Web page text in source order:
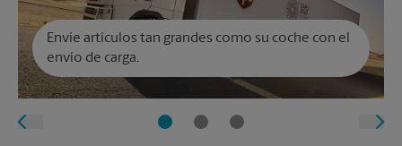
Envíe artículos tan grandes como su coche con el
envío de carga.